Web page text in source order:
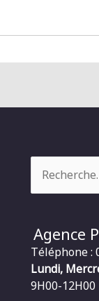
Agence
Téléphone :
Lundi,
9H00-12H00